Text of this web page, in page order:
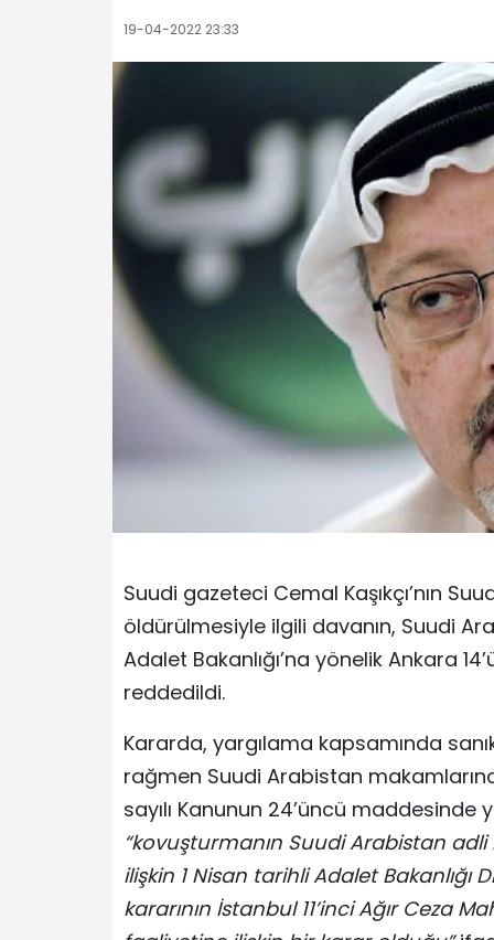
19-04-2022 23:33
Suudi gazeteci Cemal Kaşıkçı’nın
öldürülmesiyle ilgili davanın, Suudi
Adalet Bakanlığı’na yönelik Ankara
reddedildi.
Kararda, yargılama kapsamında
rağmen Suudi Arabistan
sayılı Kanunun 24’üncü
“kovuşturmanın Suudi Arabistan
ilişkin 1 Nisan tarihli Adalet Bakanlığı
kararının İstanbul 11’inci Ağır Ceza